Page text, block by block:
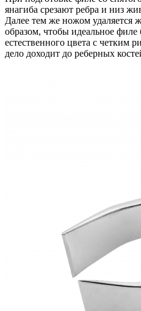
янагиба срезают ребра и низ
Далее тем же ножом удаляется
образом, чтобы идеальное
естественного цвета с четким
дело доходит до реберных